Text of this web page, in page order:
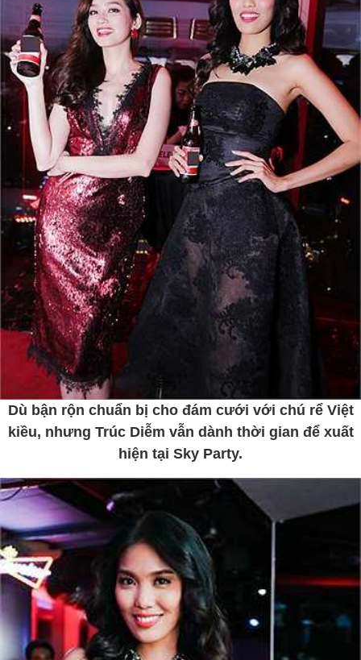
Dù bận rộn chuẩn bị cho đám cưới với chú rể Việt
kiều, nhưng Trúc Diễm vẫn dành thời gian để xuất
hiện tại Sky Party.